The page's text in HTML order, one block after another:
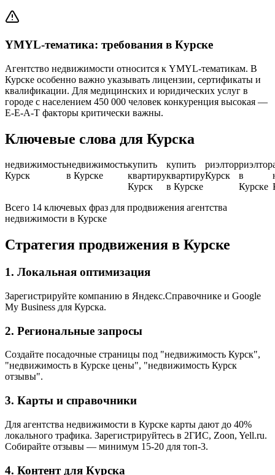
YMYL-тематика: требования в Курске
Агентство недвижимости относится к YMYL-тематикам. В
Курске особенно важно указывать лицензии, сертификаты и
квалификации. Для медицинских и юридических услуг в
городе с населением 450 000 человек конкуренция высокая —
E-E-A-T факторы критически важны.
Ключевые слова для Курска
недвижимость
Курск
недвижимость
в Курске
купить
квартиру
Курск
купить
квартиру
в Курске
риэлтор
Курск
риэлтор
в
Курске
Всего 14 ключевых фраз для продвижения агентства
недвижимости в Курске
Стратегия продвижения в Курске
1. Локальная оптимизация
Зарегистрируйте компанию в Яндекс.Справочнике и Google
My Business для Курска.
2. Региональные запросы
Создайте посадочные страницы под "недвижимость Курск",
"недвижимость в Курске цены", "недвижимость Курск
отзывы".
3. Карты и справочники
Для агентства недвижимости в Курске карты дают до 40%
локального трафика. Зарегистрируйтесь в 2ГИС, Zoon, Yell.ru.
Собирайте отзывы — минимум 15-20 для топ-3.
4. Контент для Курска